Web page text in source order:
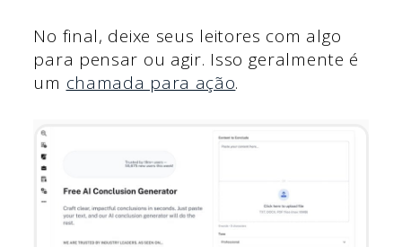
No final, deixe seus leitores com algo
para pensar ou agir. Isso geralmente é
um chamada para ação.